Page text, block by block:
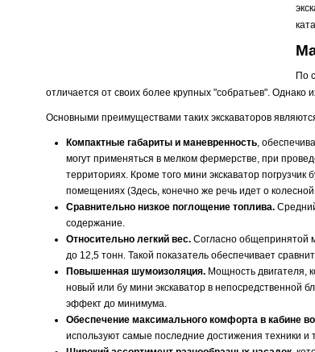
По
отличается от своих более крупных "собратьев".
Основными преимуществами таких экскаваторов
Компактные габариты и маневренность,
могут применяться в мелком фермерстве, при
территориях. Кроме того мини экскаватор
помещениях (Здесь, конечно же речь идет о колесной
Сравнительно низкое поглощение топлива.
содержание.
Относительно легкий вес. Согласно общепринятой
до 12,5 тонн. Такой показатель обеспечивает
Повышенная шумоизоляция. Мощность двигателя,
новый или бу мини экскаватор в непосредственной
эффект до минимума.
Обеспечение максимального комфорта в кабине
используют самые последние достижения техники и